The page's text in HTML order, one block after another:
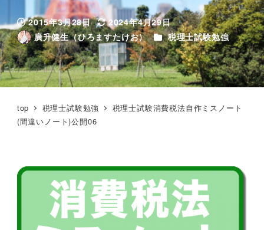
投稿日
2015年3月28日
更新日
2024年4月29日
著
者
廣升健生（ひろますたけお） カテゴリー
税理士試験勉強
top 税理士試験勉強
税理士試験消費税法自作ミスノート
(間違いノート)公開06